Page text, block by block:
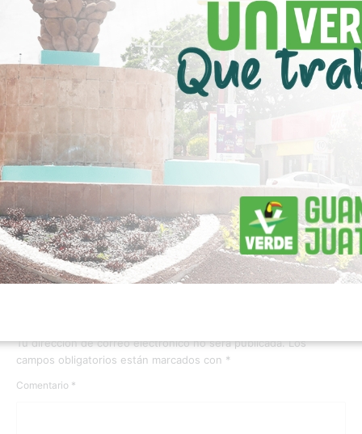
16 horas ago 0 43
Sentencian a 28 años y medio de prisión a “El Patrañas”
por homicidio en Irapuato.
Tu dirección de correo electrónico no será publicada. Los
campos obligatorios están marcados con *
Comentario *